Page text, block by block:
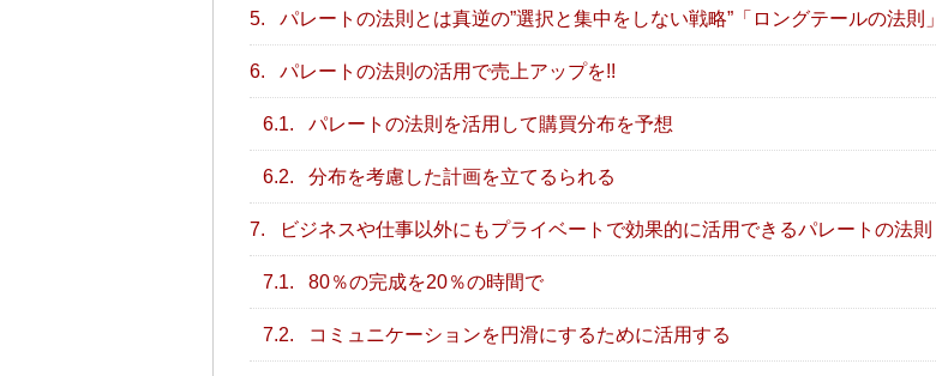
5. パレートの法則とは真逆の”選択と集中をしない戦略”「ロングテールの法則」
6. パレートの法則の活用で売上アップを!!
6.1. パレートの法則を活用して購買分布を予想
6.2. 分布を考慮した計画を立てるられる
7. ビジネスや仕事以外にもプライベートで効果的に活用できるパレートの法則
7.1. 80％の完成を20％の時間で
7.2. コミュニケーションを円滑にするために活用する